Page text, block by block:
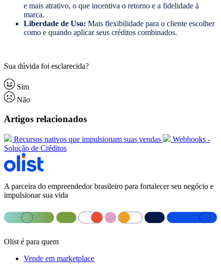
e mais atrativo, o que incentiva o retorno e a fidelidade à
marca.
Liberdade de Uso: Mais flexibilidade para o cliente escolher
como e quando aplicar seus créditos combinados.
Sua dúvida foi esclarecida?
Sim
Não
Artigos relacionados
Recursos nativos que impulsionam suas vendas
Webhooks -
Solução de Créditos
A parceira do empreendedor brasileiro para fortalecer seu negócio e
impulsionar sua vida
Olist é para quem
Vende em marketplace